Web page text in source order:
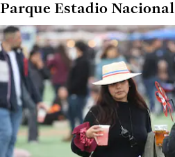
Parque Estadio Nacional